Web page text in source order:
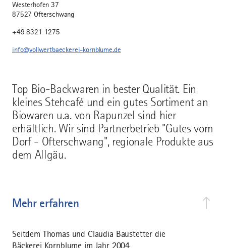
Top Bio-Backwaren in bester Qualität. Ein
kleines Stehcafé und ein gutes Sortiment an
Biowaren u.a. von Rapunzel sind hier
erhältlich. Wir sind Partnerbetrieb "Gutes vom
Dorf - Ofterschwang", regionale Produkte aus
dem Allgäu.
Mehr erfahren
Seitdem Thomas und Claudia Baustetter die
Bäckerei Kornblume im Jahr 2004
Westerhofen 37
87527 Ofterschwang
+49 8321 1275
info@vollwertbaeckerei-kornblume.de